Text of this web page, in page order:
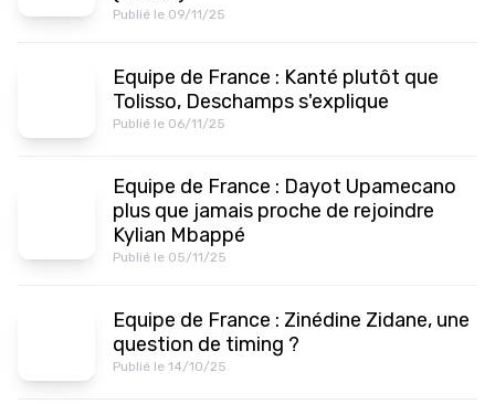
Publié le 09/11/25
Equipe de France : Kanté plutôt que
Tolisso, Deschamps s'explique
Publié le 06/11/25
Equipe de France : Dayot Upamecano
plus que jamais proche de rejoindre
Kylian Mbappé
Publié le 05/11/25
Equipe de France : Zinédine Zidane, une
question de timing ?
Publié le 14/10/25